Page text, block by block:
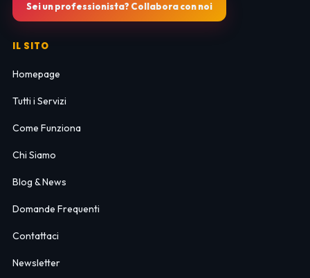
Sei un professionista? Collabora con noi
IL SITO
Homepage
Tutti i Servizi
Come Funziona
Chi Siamo
Blog & News
Domande Frequenti
Contattaci
Newsletter